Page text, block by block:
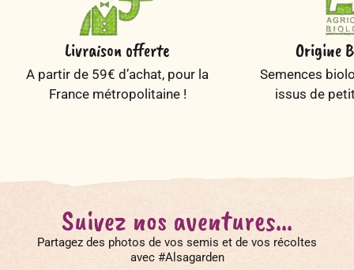
Livraison offerte
A partir de 59€ d’achat, pour la
France métropolitaine !
Origine
Semences
issus de
Suivez nos aventures...
Partagez des photos de vos semis et de vos récoltes
avec #Alsagarden